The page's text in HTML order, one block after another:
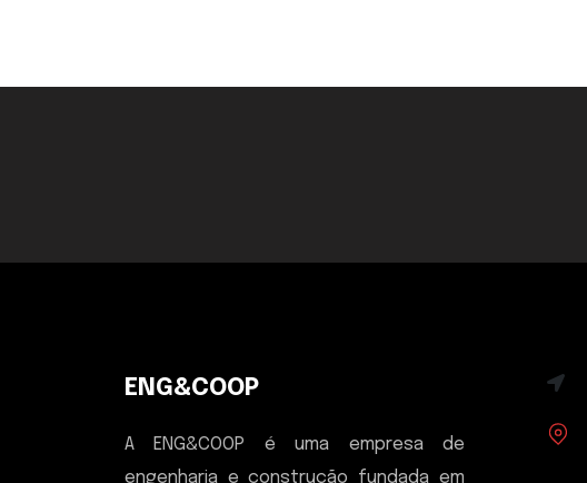
ENG&COOP
A ENG&COOP é uma empresa de
engenharia e construção fundada em